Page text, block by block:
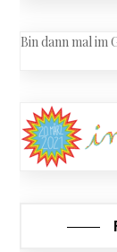
Bin dann mal im